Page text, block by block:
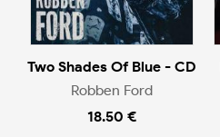
Two Shades Of Blue - CD
Robben Ford
18.50 €